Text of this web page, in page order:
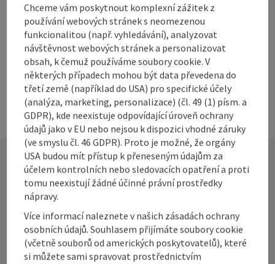
Alpenland Tourismus GmbH
Stadtplatz 27
4400 Steyr
Telefon
+43 50 360 360 360 56
E-Mail
sigrid.hackl@360alpenland.com
Kontakt
Alpenland Tourismus GmbH
Chceme vám poskytnout komplexní zážitek z
používání webových stránek s neomezenou
funkcionalitou (např. vyhledávání), analyzovat
návštěvnost webových stránek a personalizovat
obsah, k čemuž používáme soubory cookie. V
některých případech mohou být data převedena do
třetí země (například do USA) pro specifické účely
(analýza, marketing, personalizace) (čl. 49 (1) písm. a
GDPR), kde neexistuje odpovídající úroveň ochrany
údajů jako v EU nebo nejsou k dispozici vhodné záruky
(ve smyslu čl. 46 GDPR). Proto je možné, že orgány
USA budou mít přístup k přeneseným údajům za
účelem kontrolních nebo sledovacích opatření a proti
tomu neexistují žádné účinné právní prostředky
nápravy.
Více informací naleznete v našich zásadách ochrany
osobních údajů. Souhlasem přijímáte soubory cookie
(včetně souborů od amerických poskytovatelů), které
si můžete sami spravovat prostřednictvím